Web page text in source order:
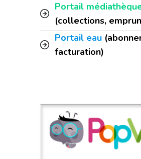
Portail
(collections,
Portail eau
facturation)